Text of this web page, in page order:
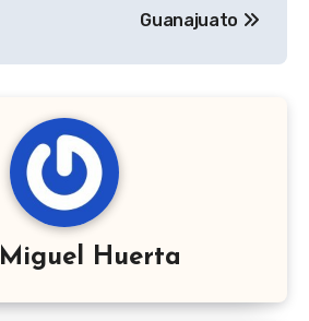
Guanajuato
Miguel Huerta